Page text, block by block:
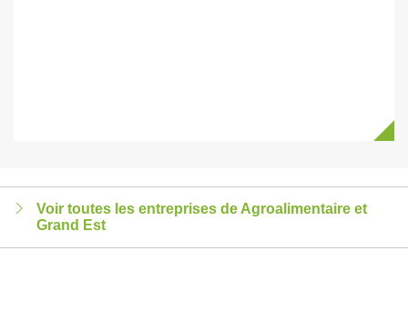
Voir toutes les entreprises de Agroalimentaire et
Grand Est